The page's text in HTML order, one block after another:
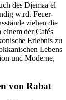
des Djemaa el
wird. Feuer-
ziehen die
einem der Cafés
Erlebnis zu
Lebens
und Moderne,
von Rabat